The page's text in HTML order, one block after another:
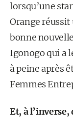
lorsqu’une
Orange réussit
bonne
Igonogo qui a
à peine après
Femmes
Et, à